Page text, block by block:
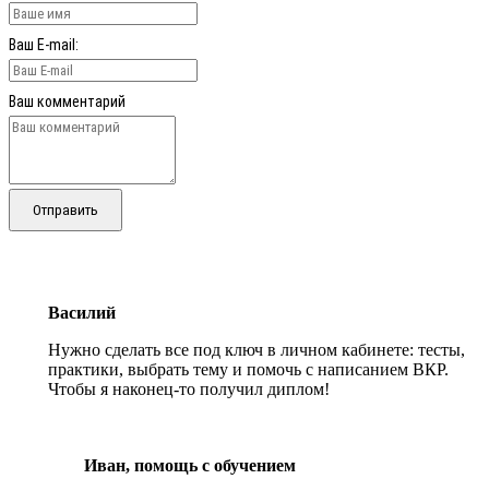
Ваш E-mail:
Ваш комментарий
Отправить
Василий
Нужно сделать все под ключ в личном кабинете: тесты,
практики, выбрать тему и помочь с написанием ВКР.
Чтобы я наконец-то получил диплом!
Иван, помощь с обучением